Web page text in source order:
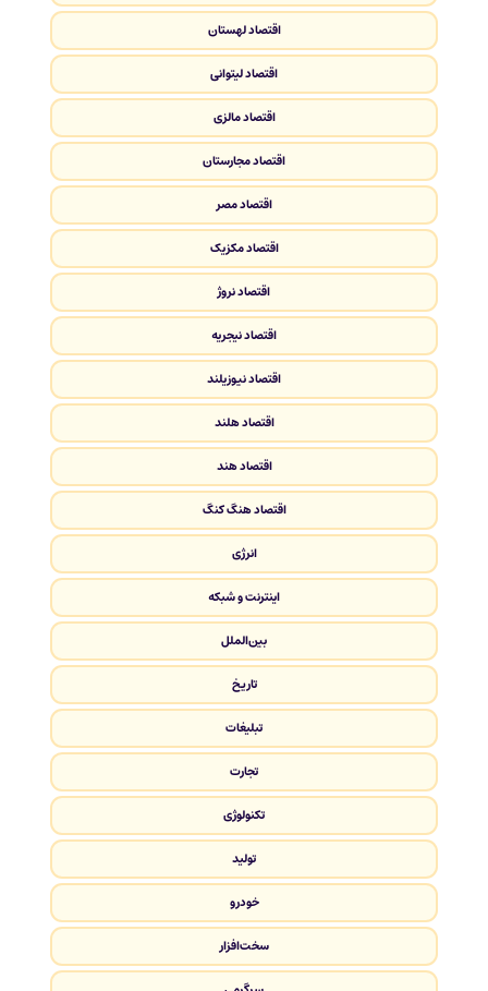
اقتصاد لهستان
اقتصاد لیتوانی
اقتصاد مالزی
اقتصاد مجارستان
اقتصاد مصر
اقتصاد مکزیک
اقتصاد نروژ
اقتصاد نیجریه
اقتصاد نیوزیلند
اقتصاد هلند
اقتصاد هند
اقتصاد هنگ کنگ
انرژی
اینترنت و شبکه
بین‌الملل
تاریخ
تبلیغات
تجارت
تکنولوژی
تولید
خودرو
سخت‌افزار